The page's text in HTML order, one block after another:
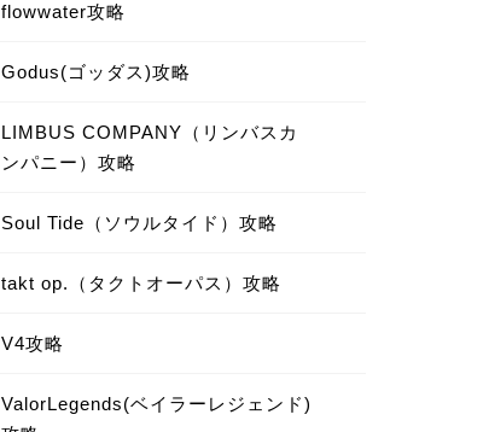
flowwater攻略
Godus(ゴッダス)攻略
LIMBUS COMPANY（リンバスカ
ンパニー）攻略
Soul Tide（ソウルタイド）攻略
takt op.（タクトオーパス）攻略
V4攻略
ValorLegends(ベイラーレジェンド)